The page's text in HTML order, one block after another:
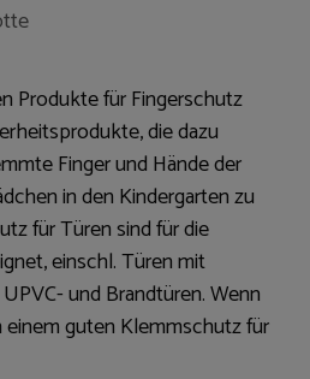
Produkte für Fingerschutz
die dazu
Finger und Hände der
in den Kindergarten zu
für Türen sind für die
einschl. Türen mit
und Brandtüren. Wenn
einem guten Klemmschutz für